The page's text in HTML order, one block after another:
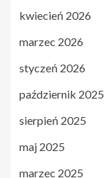
kwiecień 2026
marzec 2026
styczeń 2026
październik 2025
sierpień 2025
maj 2025
marzec 2025